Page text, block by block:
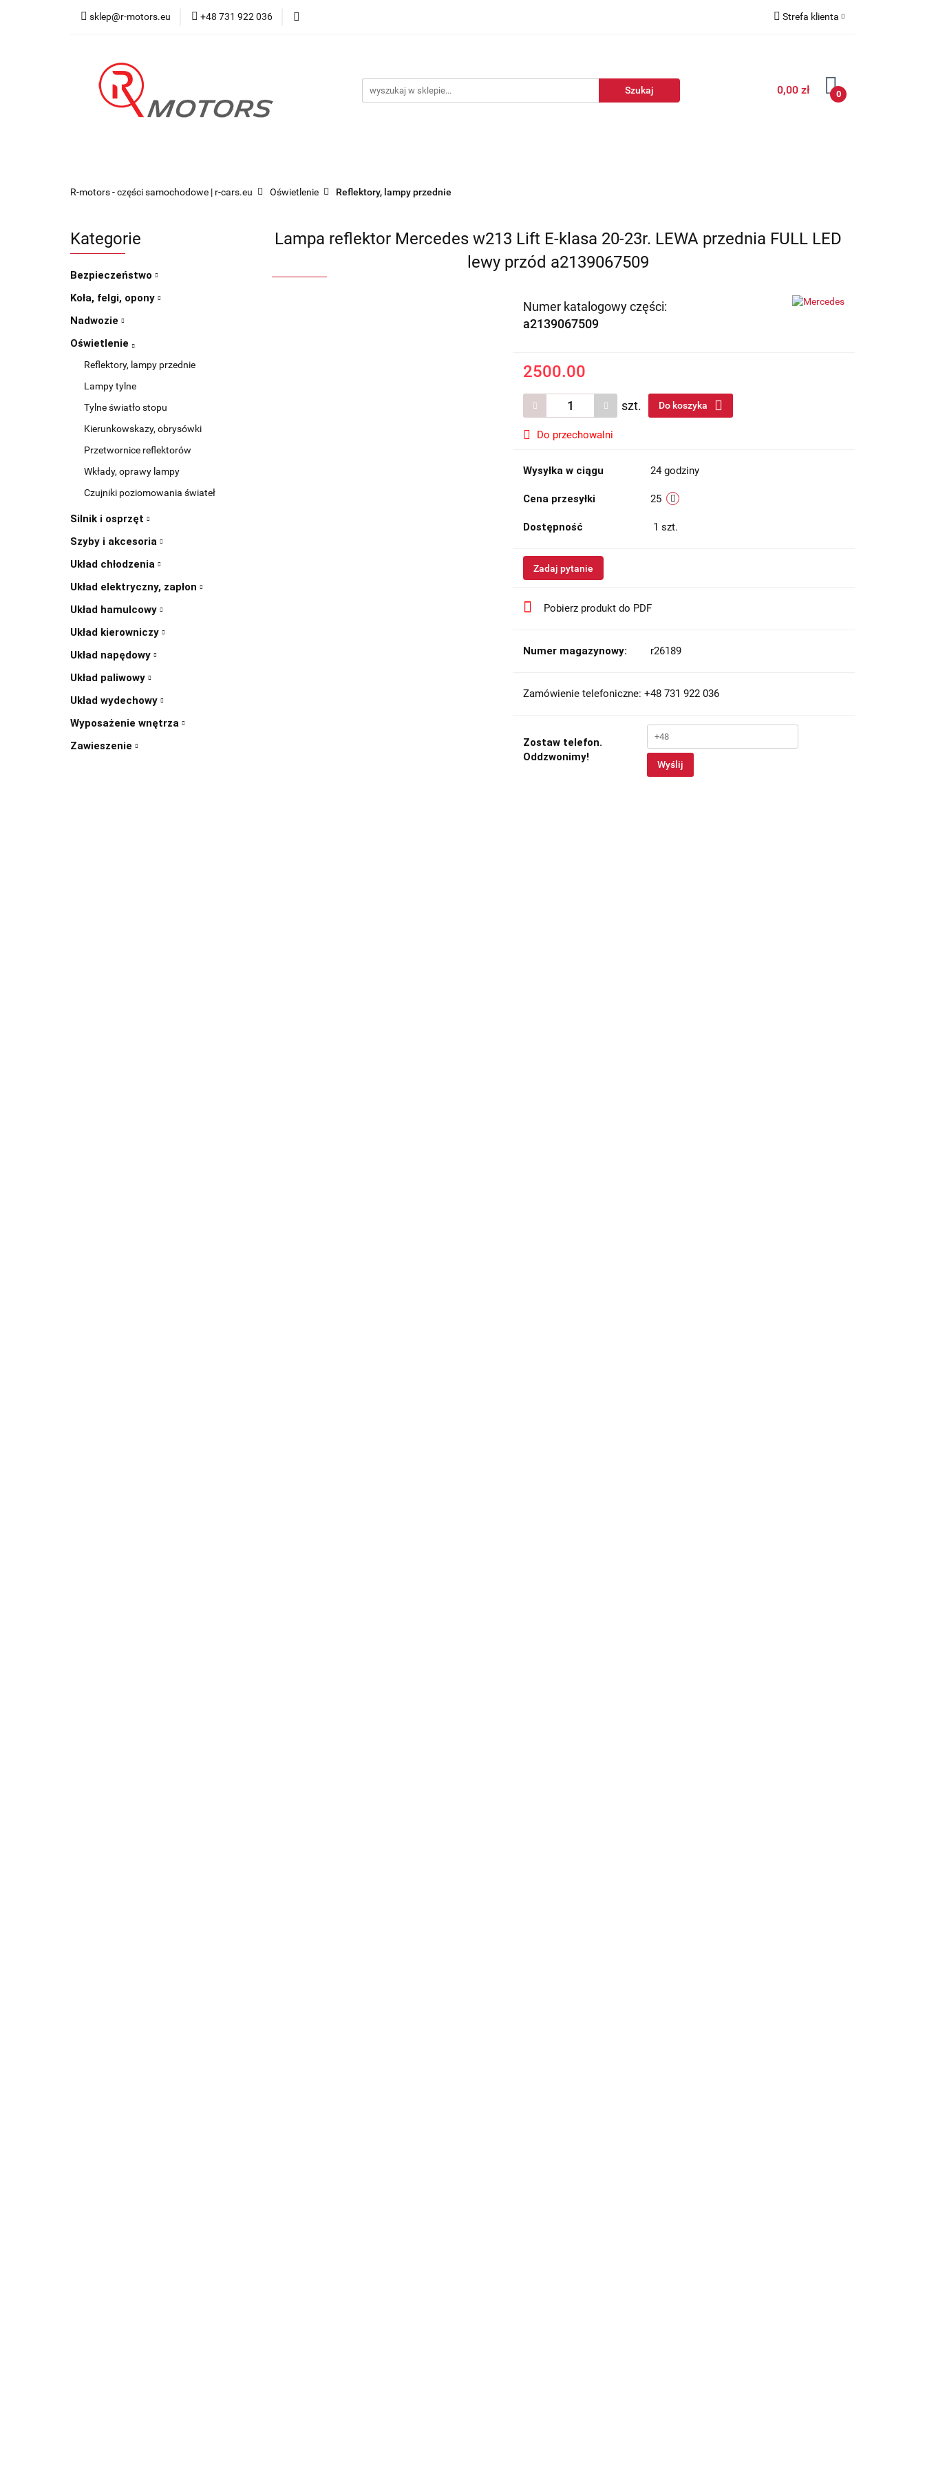
sklep@r-motors.eu +48 731 922 036 Strefa klienta
Dodaj zgłoszenie
0,00 zł 0
R-motors - części samochodowe | r-cars.eu Oświetlenie Reflektory, lampy przednie
Kategorie
Bezpieczeństwo
Koła, felgi, opony
Nadwozie
Oświetlenie
Reflektory, lampy przednie
Lampy tylne
Tylne światło stopu
Kierunkowskazy, obrysówki
Przetwornice reflektorów
Wkłady, oprawy lampy
Czujniki poziomowania świateł
Silnik i osprzęt
Szyby i akcesoria
Układ chłodzenia
Układ elektryczny, zapłon
Układ hamulcowy
Układ kierowniczy
Układ napędowy
Układ paliwowy
Układ wydechowy
Wyposażenie wnętrza
Zawieszenie
Lampa reflektor Mercedes w213 Lift E-klasa 20-23r. LEWA przednia FULL LED
lewy przód a2139067509
Numer katalogowy części:
a2139067509
2500.00
szt. Do koszyka
Do przechowalni
Wysyłka w ciągu 24 godziny
Cena przesyłki 25
Dostępność 1 szt.
Zadaj pytanie
Pobierz produkt do PDF
Numer magazynowy: r26189
Zamówienie telefoniczne: +48 731 922 036
Zostaw telefon.
Oddzwonimy!
Wyślij